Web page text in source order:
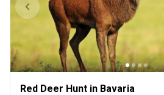
Red Deer Hunt in Bavaria